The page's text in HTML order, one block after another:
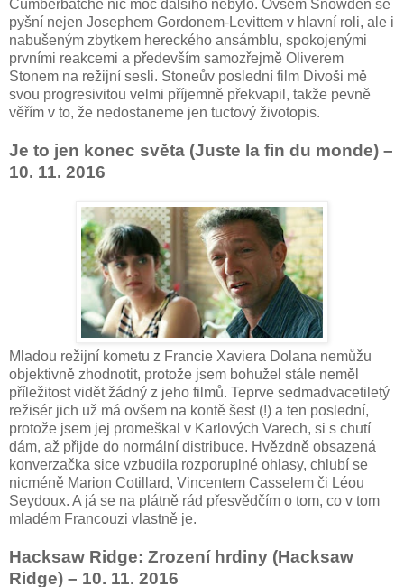
Cumberbatche nic moc dalšího nebylo. Ovšem Snowden se
pyšní nejen Josephem Gordonem-Levittem v hlavní roli, ale i
nabušeným zbytkem hereckého ansámblu, spokojenými
prvními reakcemi a především samozřejmě Oliverem
Stonem na režijní sesli. Stoneův poslední film Divoši mě
svou progresivitou velmi příjemně překvapil, takže pevně
věřím v to, že nedostaneme jen tuctový životopis.
Je to jen konec světa (Juste la fin du monde) –
10. 11. 2016
Mladou režijní kometu z Francie Xaviera Dolana nemůžu
objektivně zhodnotit, protože jsem bohužel stále neměl
příležitost vidět žádný z jeho filmů. Teprve sedmadvacetiletý
režisér jich už má ovšem na kontě šest (!) a ten poslední,
protože jsem jej promeškal v Karlových Varech, si s chutí
dám, až přijde do normální distribuce. Hvězdně obsazená
konverzačka sice vzbudila rozporuplné ohlasy, chlubí se
nicméně Marion Cotillard, Vincentem Casselem či Léou
Seydoux. A já se na plátně rád přesvědčím o tom, co v tom
mladém Francouzi vlastně je.
Hacksaw Ridge: Zrození hrdiny (Hacksaw
Ridge) – 10. 11. 2016